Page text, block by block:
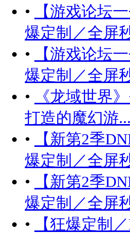
•
【游戏论坛
爆定制／全屏
•
【游戏论坛
爆定制／全屏
•
《龙域世界
打造的魔幻游
•
【新第2季
爆定制／全屏
•
【新第2季
爆定制／全屏
•
【狂爆定制